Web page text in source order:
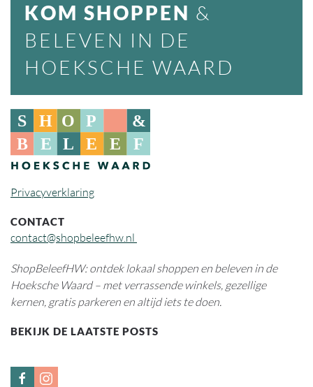
KOM SHOPPEN &
BELEVEN IN DE
HOEKSCHE WAARD
Privacyverklaring
CONTACT
contact@shopbeleefhw.nl
ShopBeleefHW: ontdek lokaal shoppen en beleven in de
Hoeksche Waard – met verrassende winkels, gezellige
kernen, gratis parkeren en altijd iets te doen.
BEKIJK DE LAATSTE POSTS